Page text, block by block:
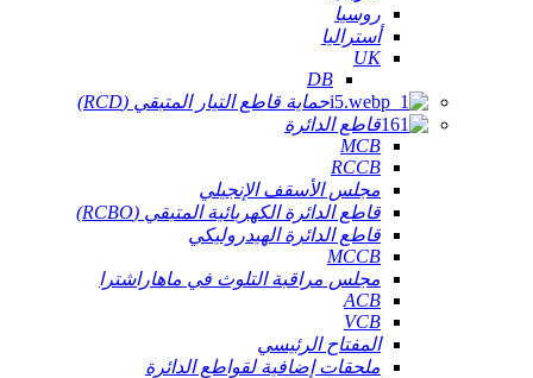
روسيا
أستراليا
UK
DB
حماية قاطع التيار المتبقي (RCD)
قاطع الدائرة
MCB
RCCB
مجلس الأسقف الإنجيلي
قاطع الدائرة الكهربائية المتبقي (RCBO)
قاطع الدائرة الهيدروليكي
MCCB
مجلس مراقبة التلوث في ماهاراشترا
ACB
VCB
المفتاح الرئيسي
ملحقات إضافية لقواطع الدائرة